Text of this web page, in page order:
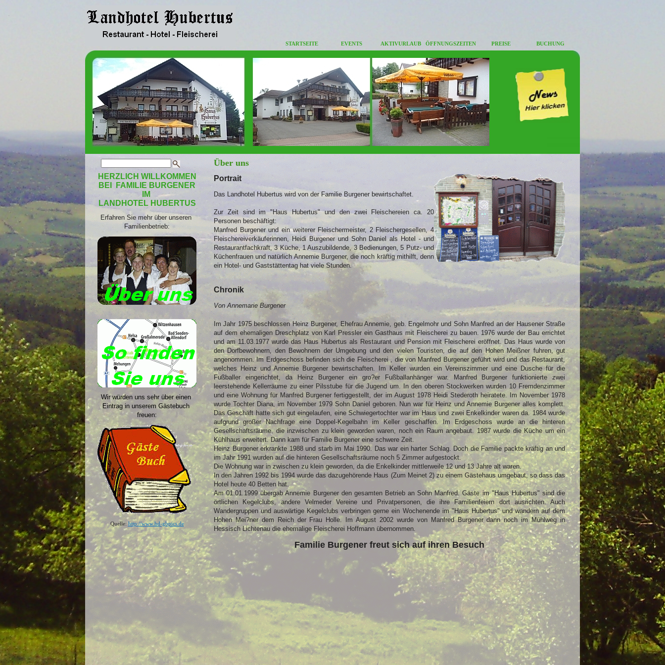
STARTSEITE EVENTS AKTIVURLAUB ÖFFNUNGSZEITEN PREISE BUCHUNG
HERZLICH WILLKOMMEN
BEI FAMILIE BURGENER
IM
LANDHOTEL HUBERTUS
Erfahren Sie mehr über unseren
Familienbetrieb:
Wir würden uns sehr über einen
Eintrag in unserem Gästebuch
freuen:
Quelle:http://www.hd-gbpics.de
Über uns
Portrait
Das Landhotel Hubertus wird von der Familie Burgener bewirtschaftet.
Zur Zeit sind im "Haus Hubertus" und den zwei Fleischereien ca. 20
Personen beschäftigt:
Manfred Burgener und ein weiterer Fleischermeister, 2 Fleischergesellen, 4
Fleischereiverkäuferinnen, Heidi Burgener und Sohn Daniel als Hotel - und
Restaurantfachkraft, 3 Küche, 1 Auszubildende, 3 Bedienungen, 5 Putz- und
Küchenfrauen und natürlich Annemie Burgener, die noch kräftig mithilft, denn
ein Hotel- und Gaststättentag hat viele Stunden.
Chronik
Von Annemarie Burgener
Im Jahr 1975 beschlossen Heinz Burgener, Ehefrau Annemie, geb. Engelmohr und Sohn Manfred an der Hausener Straße
auf dem ehemaligen Dreschplatz von Karl Pressler ein Gasthaus mit Fleischerei zu bauen. 1976 wurde der Bau errichtet
und am 11.03.1977 wurde das Haus Hubertus als Restaurant und Pension mit Fleischerei eröffnet. Das Haus wurde von
den Dorfbewohnern, den Bewohnern der Umgebung und den vielen Touristen, die auf den Hohen Meißner fuhren, gut
angenommen. Im Erdgeschoss befinden sich die Fleischerei , die von Manfred Burgener geführt wird und das Restaurant,
welches Heinz und Annemie Burgener bewirtschaften. Im Keller wurden ein Vereinszimmer und eine Dusche für die
Fußballer eingerichtet, da Heinz Burgener ein gro?er Fußballanhänger war. Manfred Burgener funktionierte zwei
leerstehende Kellerräume zu einer Pilsstube für die Jugend um. In den oberen Stockwerken wurden 10 Fremdenzimmer
und eine Wohnung für Manfred Burgener fertiggestellt, der im August 1978 Heidi Stederoth heiratete. Im November 1978
wurde Tochter Diana, im November 1979 Sohn Daniel geboren. Nun war für Heinz und Annemie Burgener alles komplett.
Das Geschäft hatte sich gut eingelaufen, eine Schwiegertochter war im Haus und zwei Enkelkinder waren da. 1984 wurde
aufgrund großer Nachfrage eine Doppel-Kegelbahn im Keller geschaffen. Im Erdgeschoss wurde an die hinteren
Gesellschaftsräume, die inzwischen zu klein geworden waren, noch ein Raum angebaut. 1987 wurde die Küche um ein
Kühlhaus erweitert. Dann kam für Familie Burgener eine schwere Zeit.
Heinz Burgener erkrankte 1988 und starb im Mai 1990. Das war ein harter Schlag. Doch die Familie packte kräftig an und
im Jahr 1991 wurden auf die hinteren Gesellschaftsräume noch 5 Zimmer aufgestockt.
Die Wohnung war in zwischen zu klein geworden, da die Enkelkinder mittlerweile 12 und 13 Jahre alt waren.
In den Jahren 1992 bis 1994 wurde das dazugehörende Haus (Zum Meinet 2) zu einem Gästehaus umgebaut, so dass das
Hotel heute 40 Betten hat.
Am 01.01.1999 übergab Annemie Burgener den gesamten Betrieb an Sohn Manfred. Gäste im "Haus Hubertus" sind die
örtlichen Kegelclubs, andere Velmeder Vereine und Privatpersonen, die ihre Familienfeiern dort ausrichten. Auch
Wandergruppen und auswärtige Kegelclubs verbringen gerne ein Wochenende im "Haus Hubertus" und wandern auf dem
Hohen Mei?ner dem Reich der Frau Holle. Im August 2002 wurde von Manfred Burgener dann noch im Mühlweg in
Hessisch Lichtenau die ehemalige Fleischerei Hoffmann übernommen.
Familie Burgener freut sich auf ihren Besuch